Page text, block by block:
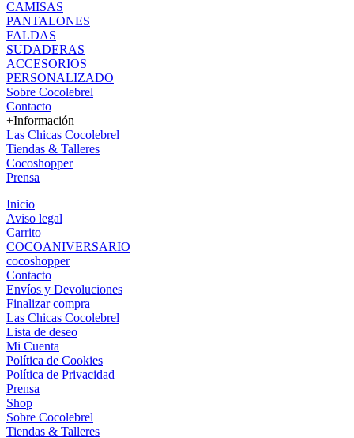
CAMISAS
PANTALONES
FALDAS
SUDADERAS
ACCESORIOS
PERSONALIZADO
Sobre Cocolebrel
Contacto
+Información
Las Chicas Cocolebrel
Tiendas & Talleres
Cocoshopper
Prensa
Inicio
Aviso legal
Carrito
COCOANIVERSARIO
cocoshopper
Contacto
Envíos y Devoluciones
Finalizar compra
Las Chicas Cocolebrel
Lista de deseo
Mi Cuenta
Política de Cookies
Política de Privacidad
Prensa
Shop
Sobre Cocolebrel
Tiendas & Talleres